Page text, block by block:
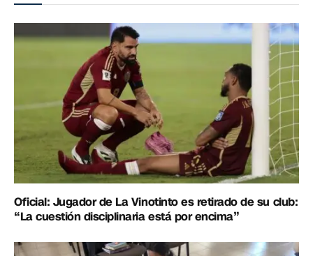
Oficial: Jugador de La Vinotinto es retirado de su club:
“La cuestión disciplinaria está por encima”